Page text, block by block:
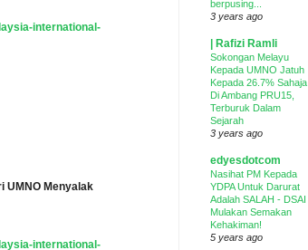
international-
UMNO Menyalak
international-
berpusing...
3 years ago
| Rafizi Ramli
Sokongan Melayu
Kepada UMNO Jatuh
Kepada 26.7% Sahaja
Di Ambang PRU15,
Terburuk Dalam
Sejarah
3 years ago
edyesdotcom
Nasihat PM Kepada
YDPA Untuk Darurat
Adalah SALAH - DSAI
Mulakan Semakan
Kehakiman!
5 years ago